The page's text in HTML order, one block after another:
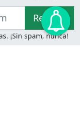
Recibir!
¡Sin spam, nunca!